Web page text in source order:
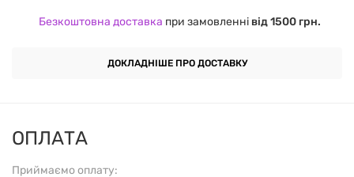
Безкоштовна доставка при замовленні від 1500 грн.
ДОКЛАДНІШЕ ПРО ДОСТАВКУ
ОПЛАТА
Приймаємо оплату:
нервової системи.
покращує їх відновлення.